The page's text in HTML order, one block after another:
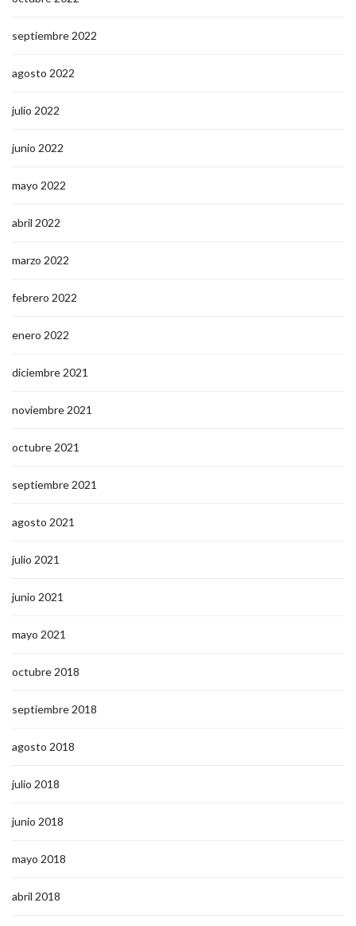
septiembre 2022
agosto 2022
julio 2022
junio 2022
mayo 2022
abril 2022
marzo 2022
febrero 2022
enero 2022
diciembre 2021
noviembre 2021
octubre 2021
septiembre 2021
agosto 2021
julio 2021
junio 2021
mayo 2021
octubre 2018
septiembre 2018
agosto 2018
julio 2018
junio 2018
mayo 2018
abril 2018